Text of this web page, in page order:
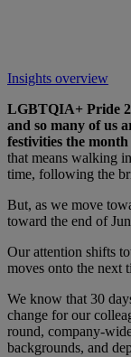
Insights overview
LGBTQIA+ Pride
and so many of us
festivities the
that means walking
time, following the
But, as we move
toward the end of
Our attention shifts
moves onto the next
We know that 30
change for our
round, company-
backgrounds, and